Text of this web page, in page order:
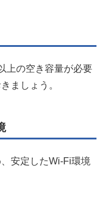
上の空き容量が必要
ましょう。
安定したWi-Fi環境